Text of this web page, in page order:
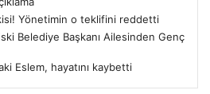
Yönetimin o teklifini reddetti
Belediye Başkanı Ailesinden Genç
Eslem, hayatını kaybetti